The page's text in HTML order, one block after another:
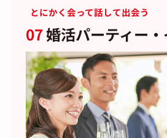
とにかく会って話して出会う
07婚活パーティー